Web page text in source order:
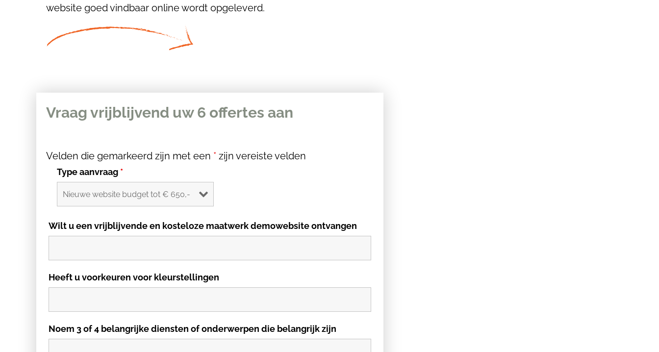
website goed vindbaar online wordt opgeleverd.
Vraag vrijblijvend uw 6 offertes aan
Velden die gemarkeerd zijn met een * zijn vereiste velden
Type aanvraag *
Wilt u een vrijblijvende en kosteloze maatwerk demowebsite ontvangen
Heeft u voorkeuren voor kleurstellingen
Noem 3 of 4 belangrijke diensten of onderwerpen die belangrijk zijn